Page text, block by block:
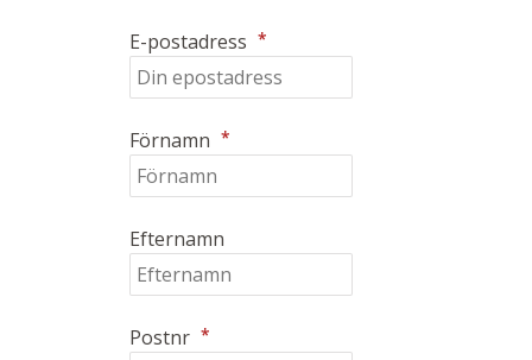
E-postadress *
Förnamn *
Efternamn
Postnr *